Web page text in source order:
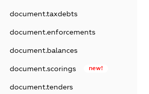
document.taxdebts
document.enforcements
document.balances
document.scorings new!
document.tenders